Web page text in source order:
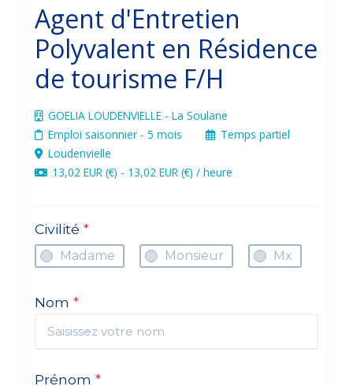
Agent d'Entretien
Polyvalent en Résidence
de tourisme F/H
GOELIA LOUDENVIELLE - La Soulane
Emploi saisonnier - 5 mois
Temps partiel
Loudenvielle
13,02 EUR (€) - 13,02 EUR (€) / heure
Civilité *
Madame Monsieur Mx
Nom *
Prénom *